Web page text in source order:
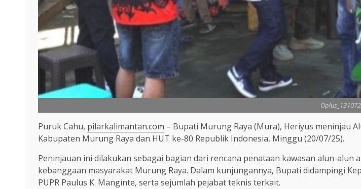
Oplus_131072
Puruk Cahu, pilarkalimantan.com – Bupati Murung Raya (Mura), Heriyus meninjau
Kabupaten Murung Raya dan HUT ke-80 Republik Indonesia, Minggu (20/07/25).
Peninjauan ini dilakukan sebagai bagian dari rencana penataan kawasan alun-
kebanggaan masyarakat Murung Raya. Dalam kunjungannya, Bupati didampingi
PUPR Paulus K. Manginte, serta sejumlah pejabat teknis terkait.